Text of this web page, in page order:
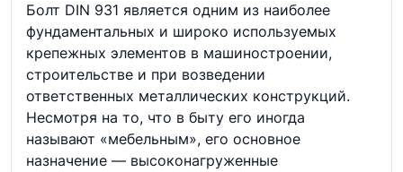
Болт DIN 931 является одним из наиболее
фундаментальных и широко используемых
крепежных элементов в машиностроении,
строительстве и при возведении
ответственных металлических конструкций.
Несмотря на то, что в быту его иногда
называют «мебельным», его основное
назначение — высоконагруженные